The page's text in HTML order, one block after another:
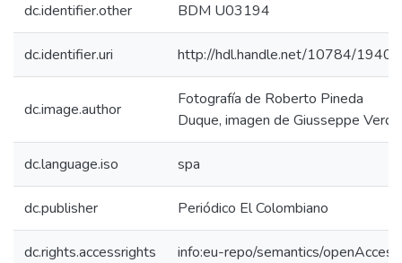
dc.identifier.other BDM U03194
dc.identifier.uri http://hdl.handle.net/10784/19401
dc.image.author
Fotografía de Roberto Pineda
Duque, imagen de Giusseppe Verdi
dc.language.iso spa
dc.publisher Periódico El Colombiano
dc.rights.accessrights info:eu-repo/semantics/openAccess